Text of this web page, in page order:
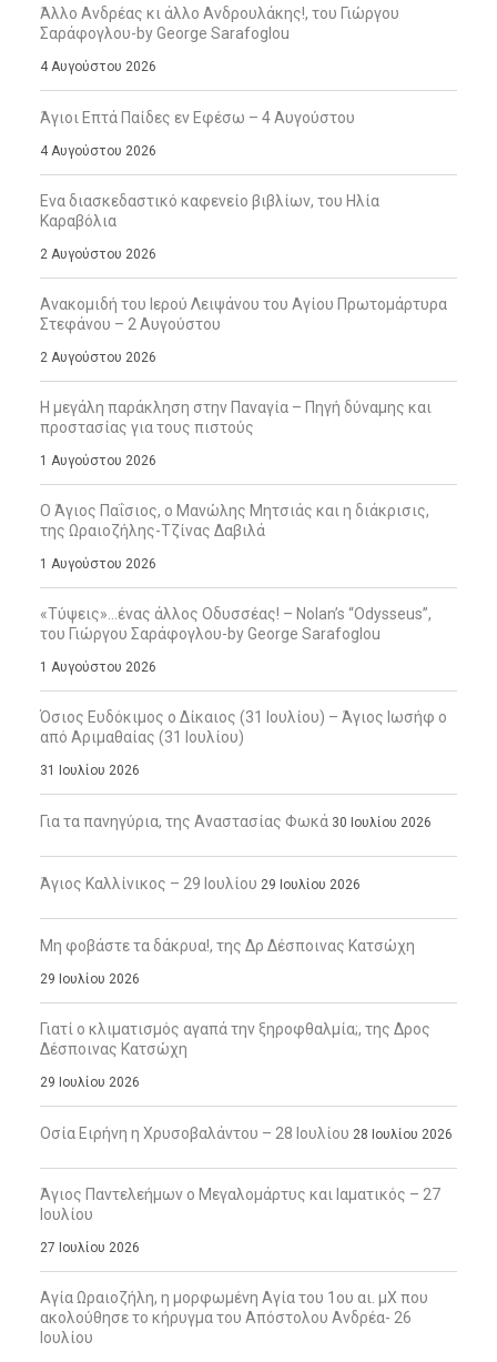
Άλλο Ανδρέας κι άλλο Ανδρουλάκης!, του Γιώργου
Σαράφογλου-by George Sarafoglou
4 Αυγούστου 2026
Άγιοι Επτά Παίδες εν Εφέσω – 4 Αυγούστου
4 Αυγούστου 2026
Ενα διασκεδαστικό καφενείο βιβλίων, του Ηλία
Καραβόλια
2 Αυγούστου 2026
Ανακομιδή του Ιερού Λειψάνου του Αγίου Πρωτομάρτυρα
Στεφάνου – 2 Αυγούστου
2 Αυγούστου 2026
Η μεγάλη παράκληση στην Παναγία – Πηγή δύναμης και
προστασίας για τους πιστούς
1 Αυγούστου 2026
Ο Άγιος Παΐσιος, ο Μανώλης Μητσιάς και η διάκρισις,
της Ωραιοζήλης-Τζίνας Δαβιλά
1 Αυγούστου 2026
«Τύψεις»…ένας άλλος Οδυσσέας! – Nolan’s “Odysseus”,
του Γιώργου Σαράφογλου-by George Sarafoglou
1 Αυγούστου 2026
Όσιος Ευδόκιμος ο Δίκαιος (31 Ιουλίου) – Άγιος Ιωσήφ ο
από Αριμαθαίας (31 Ιουλίου)
31 Ιουλίου 2026
Για τα πανηγύρια, της Αναστασίας Φωκά 30 Ιουλίου 2026
Άγιος Καλλίνικος – 29 Ιουλίου 29 Ιουλίου 2026
Μη φοβάστε τα δάκρυα!, της Δρ Δέσποινας Κατσώχη
29 Ιουλίου 2026
Γιατί ο κλιματισμός αγαπά την ξηροφθαλμία;, της Δρος
Δέσποινας Κατσώχη
29 Ιουλίου 2026
Οσία Ειρήνη η Χρυσοβαλάντου – 28 Ιουλίου 28 Ιουλίου 2026
Άγιος Παντελεήμων ο Μεγαλομάρτυς και Ιαματικός – 27
Ιουλίου
27 Ιουλίου 2026
Αγία Ωραιοζήλη, η μορφωμένη Αγία του 1ου αι. μΧ που
ακολούθησε το κήρυγμα του Απόστολου Ανδρέα- 26
Ιουλίου